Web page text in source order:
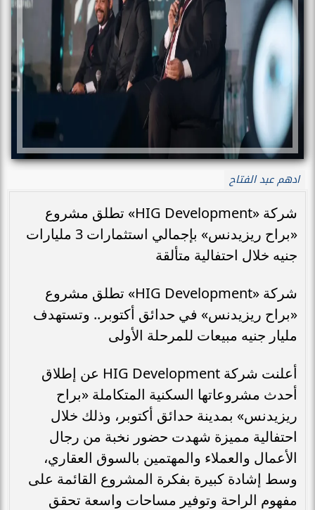
ادهم عبد الفتاح
شركة «HIG Development» تطلق مشروع
«براح ريزيدنس» بإجمالي استثمارات 3 مليارات
جنيه خلال احتفالية متألقة
شركة «HIG Development» تطلق مشروع
«براح ريزيدنس» في حدائق أكتوبر.. وتستهدف
مليار جنيه مبيعات للمرحلة الأولى
أعلنت شركة HIG Development عن إطلاق
أحدث مشروعاتها السكنية المتكاملة «براح
ريزيدنس» بمدينة حدائق أكتوبر، وذلك خلال
احتفالية مميزة شهدت حضور نخبة من رجال
الأعمال والعملاء والمهتمين بالسوق العقاري،
وسط إشادة كبيرة بفكرة المشروع القائمة على
مفهوم الراحة وتوفير مساحات واسعة تحقق